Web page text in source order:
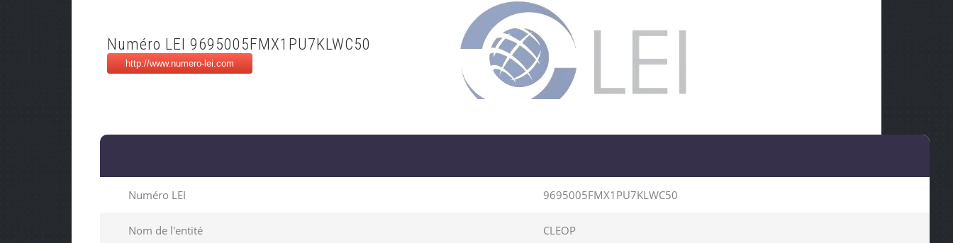
Numéro LEI 9695005FMX1PU7KLWC50
Numéro LEI 9695005FMX1PU7KLWC50
Nom de l'entité CLEOP